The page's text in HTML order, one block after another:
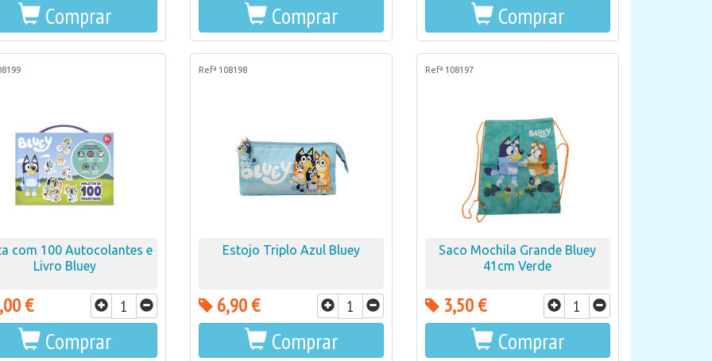
Comprar Comprar Comprar
com 100 Autocolantes e
Livro Bluey
€
Comprar
Refª 108198
Estojo Triplo Azul Bluey
6,90 €
Comprar
Refª 108197
Saco Mochila Grande Bluey
41cm Verde
3,50 €
Comprar